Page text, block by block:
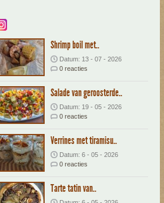
Shrimp boil met..
Datum: 13 - 07 - 2026
0 reacties
Salade van geroosterde..
Datum: 19 - 05 - 2026
0 reacties
Verrines met tiramisu..
Datum: 6 - 05 - 2026
0 reacties
Tarte tatin van..